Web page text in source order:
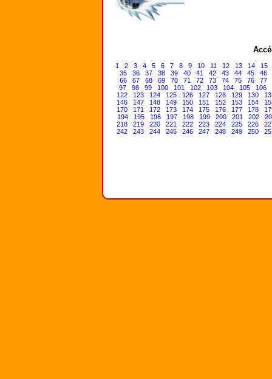
1 2 3 4 5 6 7 8 9 10 11 12 13 14
15
35
36 37 38 39 40 41 42 43 44 45
46
66
67 68 69 70 71 72 73 74 75 76
77
97
98 99 100 101 102 103 104 105
106
122
123 124 125 126 127 128 129 130
146
147 148 149 150 151 152 153 154
170
171 172 173 174 175 176 177 178
194
195 196 197 198 199 200 201 202
218
219 220 221 222 223 224 225 226
242
243 244 245 246 247 248 249 250